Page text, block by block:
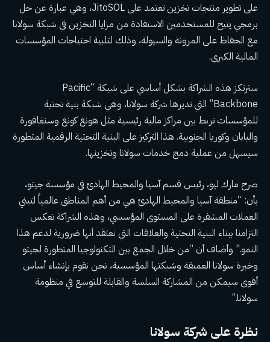
على تطوير منتجات تخزين تعتمد على JitoSOL، وهي عبارة عن حل
برمجي يتيح للمستخدمين الاستفادة من مزايا التخزين في شبكة سولانا
مع الحفاظ على المرونة والسيولة، وذلك لتلبية احتياجات المؤسسات
المالية الكبرى.
سترتكز هذه الشراكة بشكل أساسي على شبكة “Pacific
Backbone” التي تديرها شركة سولانا، وهي شبكة بنية تحتية
للمؤسسات تربط بين مراكز مالية رئيسية مثل هونغ كونغ وسنغافورة
واليابان وكوريا الجنوبية. هذا التركيز على البنية التحتية الرقمية المتطورة
سيسهل من عملية دمج خدمات سولانا وتخزينها.
صرح مارك ليو، رئيس قسم آسيا والمحيط الهادئ في مؤسسة جيتو،
بأن: “منطقة آسيا والمحيط الهادئ هي من أهم المناطق عالمياً لتبني
العملات المشفرة على المستوى المؤسسي، وهذه الشراكة تعكس
التزامنا ببناء البنية التحتية والعلاقات التي نعتقد أنها ضرورية لدعم هذا
النمو.” وأضاف أن “من خلال الجمع بين التكنولوجيا المتطورة لجيتو
وخبرة سولانا العميقة وشبكتها المؤسسية، نحن نقوم بإنشاء أساس
أقوى سيمكن من المشاركة السلسة والقابلة للتوسع في منظومة
سولانا.”
نظرة على شركة سولانا